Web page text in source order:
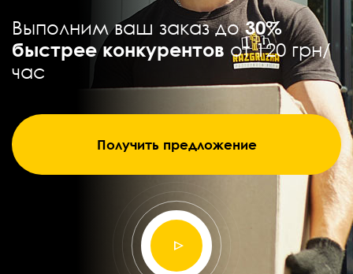
Выполним ваш заказ до30%
быстрее конкурентов от 120 грн/
час
Получить предложение